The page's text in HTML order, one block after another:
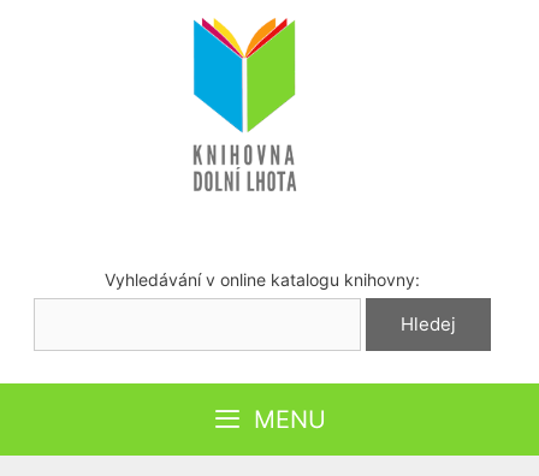
Vyhledávání v online katalogu knihovny:
MENU